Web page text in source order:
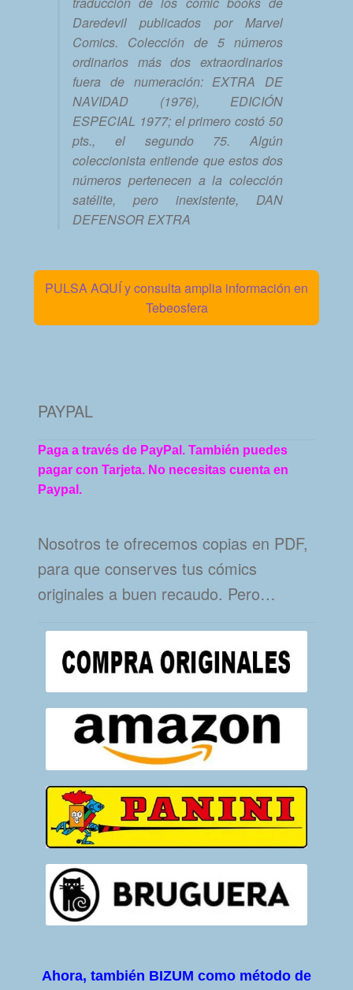
Daredevil publicados por Marvel
Comics. Colección de 5 números
ordinarios más dos extraordinarios
fuera de numeración: EXTRA DE
NAVIDAD (1976), EDICIÓN
ESPECIAL 1977; el primero costó 50
pts., el segundo 75. Algún
coleccionista entiende que estos dos
números pertenecen a la colección
satélite, pero inexistente, DAN
DEFENSOR EXTRA
PULSA AQUÍ y consulta amplia información en
Tebeosfera
PAYPAL
Paga a través de PayPal. También puedes
pagar con Tarjeta. No necesitas cuenta en
Paypal.
Nosotros te ofrecemos copias en PDF,
para que conserves tus cómics
originales a buen recaudo. Pero…
Ahora, también BIZUM como método de